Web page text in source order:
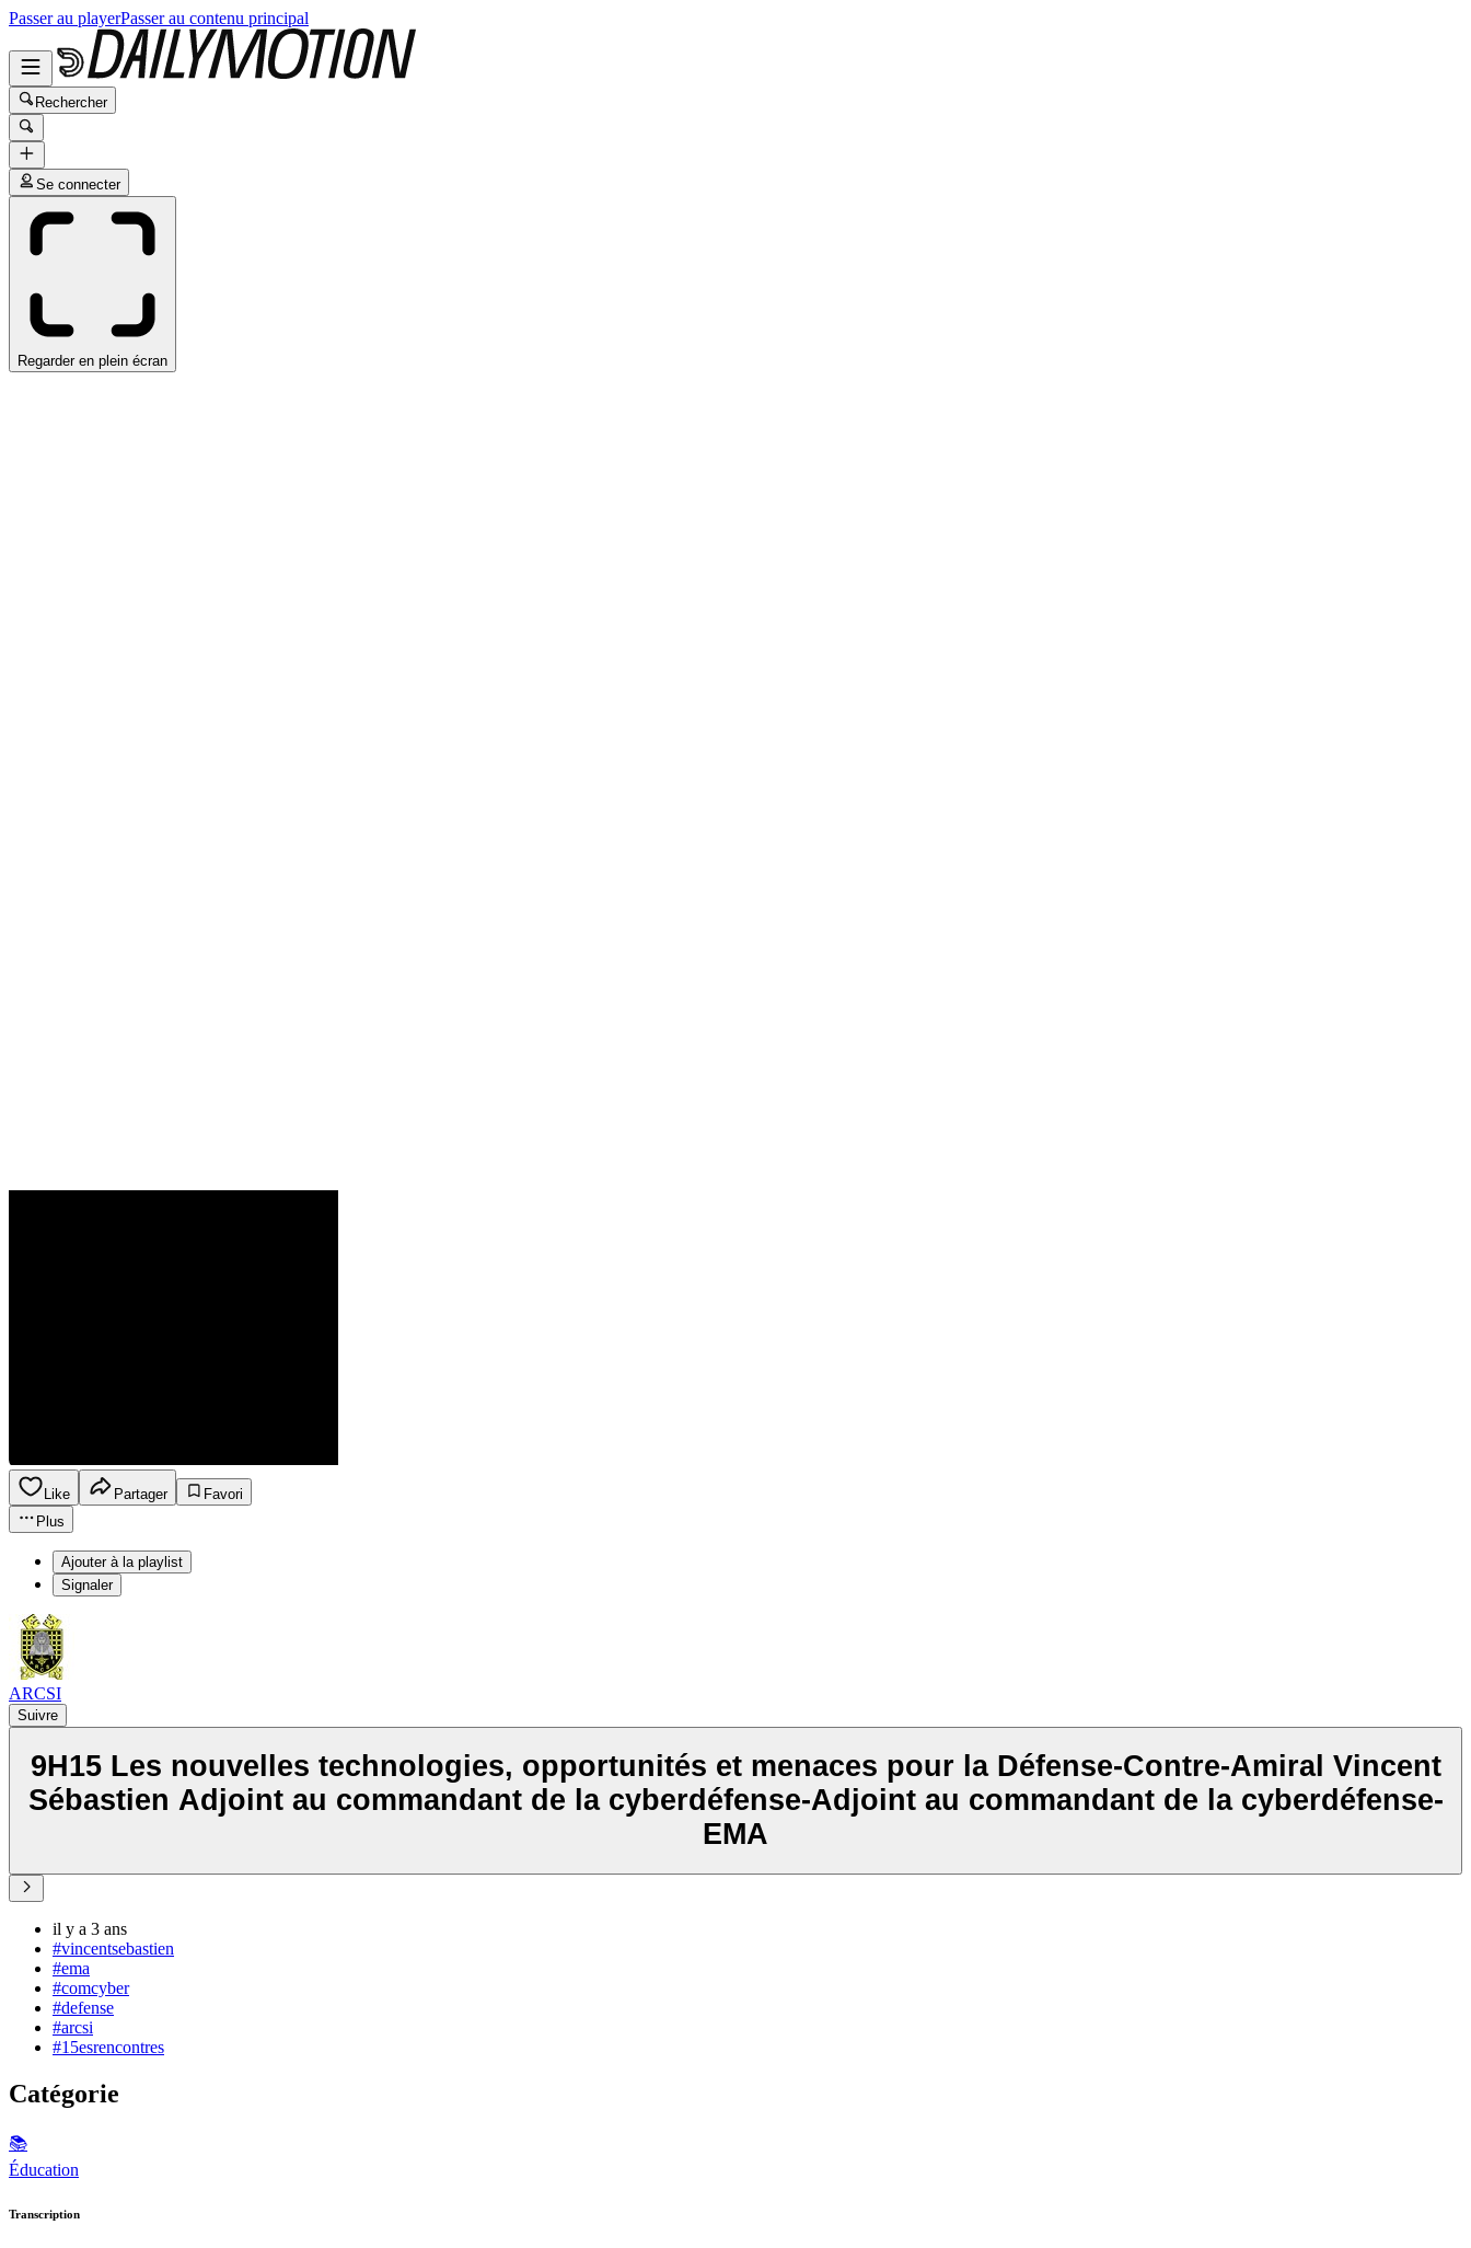
Passer au playerPasser au contenu principal
Rechercher
Se connecter
Regarder en plein écran
Like Partager
Favori
Plus
Ajouter à la playlist
Signaler
ARCSI
Suivre
9H15 Les nouvelles technologies, opportunités et menaces pour la Défense-Contre-Amiral Vincent
Sébastien Adjoint au commandant de la cyberdéfense-Adjoint au commandant de la cyberdéfense-
EMA
il y a 3 ans
#vincentsebastien
#ema
#comcyber
#defense
#arcsi
#15esrencontres
Catégorie
📚
Éducation
Transcription